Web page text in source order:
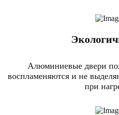
Алюминиевые двери
воспламеняются и не
при